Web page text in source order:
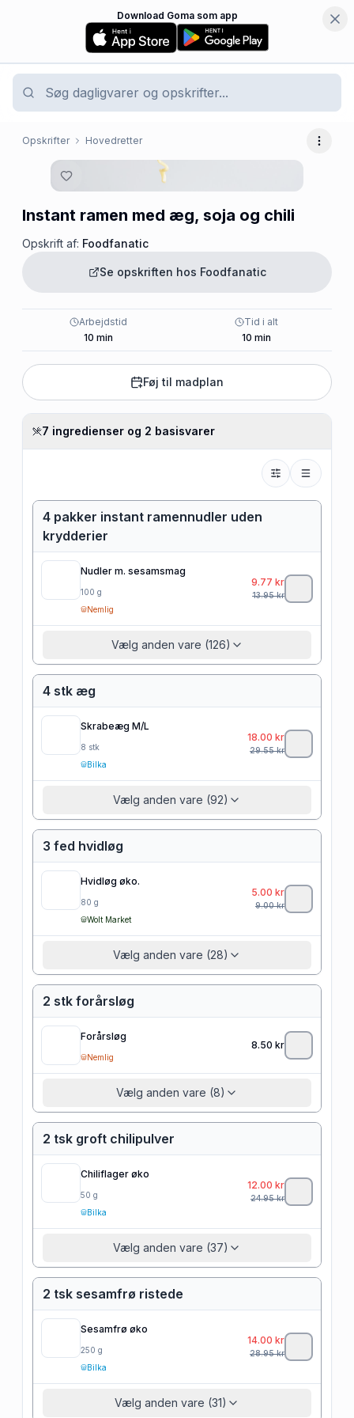
Download Goma som app
Opskrifter Hovedretter Flere
Instant ramen med æg, soja og chili
Opskrift af: Foodfanatic
Se opskriften hos Foodfanatic
Arbejdstid
10 min
Tid i alt
10 min
Føj til madplan
7 ingredienser og 2 basisvarer
4 pakker instant ramennudler uden
krydderier
Nudler m. sesamsmag
100 g
Nemlig
9.77 kr
13.95kr
Vælg anden vare (126)
4 stk æg
Skrabeæg M/L
8 stk
Bilka
18.00 kr
29.55kr
Vælg anden vare (92)
3 fed hvidløg
Hvidløg øko.
80 g
Wolt Market
5.00 kr
9.00kr
Vælg anden vare (28)
2 stk forårsløg
Forårsløg
Nemlig
8.50 kr
Vælg anden vare (8)
2 tsk groft chilipulver
Chiliflager øko
50 g
Bilka
12.00 kr
24.95kr
Vælg anden vare (37)
2 tsk sesamfrø ristede
Sesamfrø øko
250 g
Bilka
14.00 kr
28.95kr
Vælg anden vare (31)